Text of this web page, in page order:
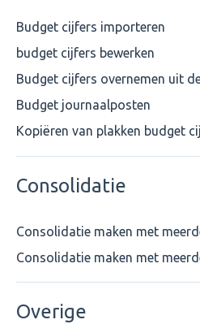
Budget cijfers importeren
budget cijfers bewerken
Budget cijfers overnemen uit
Budget journaalposten
Kopiëren van plakken budget
Consolidatie
Consolidatie maken met
Consolidatie maken met
Overige